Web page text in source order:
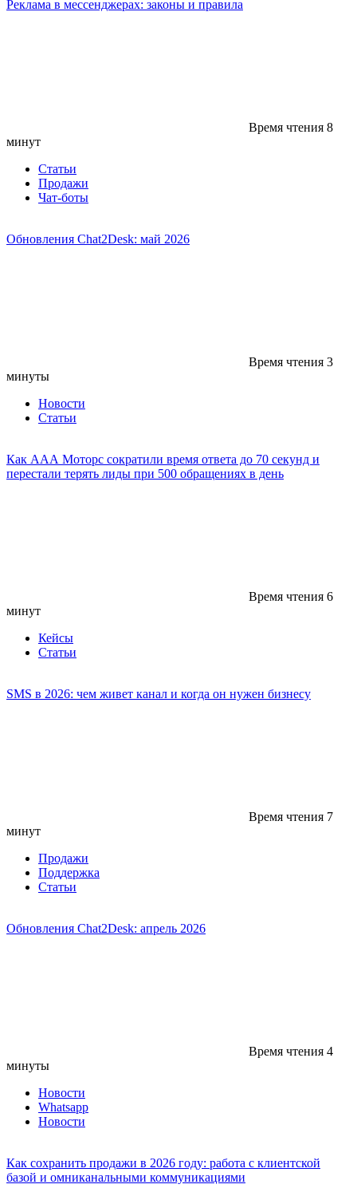
Реклама в мессенджерах: законы и правила
Время чтения 8
минут
Статьи
Продажи
Чат-боты
Обновления Chat2Desk: май 2026
Время чтения 3
минуты
Новости
Статьи
Как ААА Моторс сократили время ответа до 70 секунд и
перестали терять лиды при 500 обращениях в день
Время чтения 6
минут
Кейсы
Статьи
SMS в 2026: чем живет канал и когда он нужен бизнесу
Время чтения 7
минут
Продажи
Поддержка
Статьи
Обновления Chat2Desk: апрель 2026
Время чтения 4
минуты
Новости
Whatsapp
Новости
Как сохранить продажи в 2026 году: работа с клиентской
базой и омниканальными коммуникациями